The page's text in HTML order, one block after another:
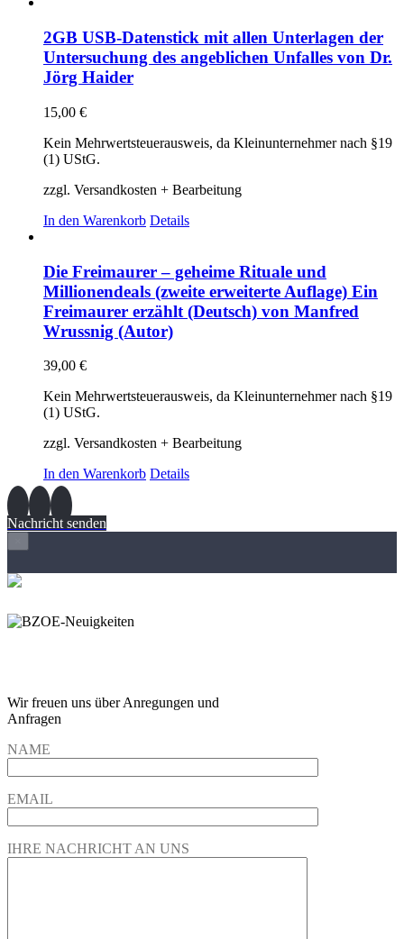
2GB USB-Datenstick mit allen Unterlagen der
Untersuchung des angeblichen Unfalles von Dr.
Jörg Haider
15,00 €
Kein Mehrwertsteuerausweis, da Kleinunternehmer nach §19
(1) UStG.
zzgl. Versandkosten + Bearbeitung
In den Warenkorb Details
Die Freimaurer – geheime Rituale und
Millionendeals (zweite erweiterte Auflage) Ein
Freimaurer erzählt (Deutsch) von Manfred
Wrussnig (Autor)
39,00 €
Kein Mehrwertsteuerausweis, da Kleinunternehmer nach §19
(1) UStG.
zzgl. Versandkosten + Bearbeitung
In den Warenkorb Details
Nachricht senden
Wir freuen uns über Anregungen und
Anfragen
NAME
EMAIL
IHRE NACHRICHT AN UNS